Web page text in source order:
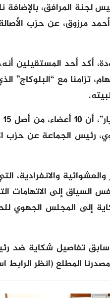
المرافق، بالإضافة
مرزوق، عن حزب الأصالة
أكد أحد المستقيلين
تزامنا مع “البلوكاج”
رئيس الجماعة عن حزب
والانفرادية،
السياق إلى الاتهامات
إلى المجلس الجهوي
سابق تفاصيل شكاية ضد
المطلع (انظر الرابط